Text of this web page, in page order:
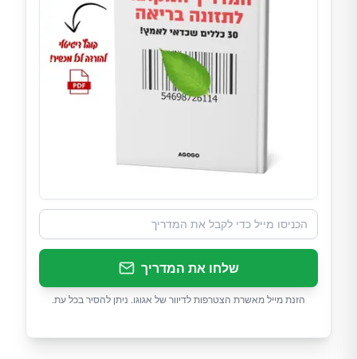
שלחו את המדריך
הזנת מייל מאשרת הצטרפות לדיוור של אגוגו. ניתן להסיר בכל עת.